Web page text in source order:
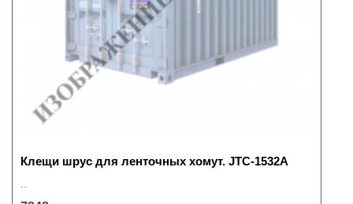
Клещи шрус для ленточных хомут. JTC-1532А